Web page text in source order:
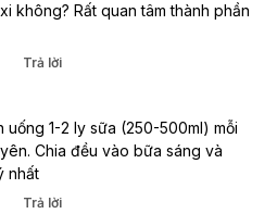
không? Rất quan tâm thành phần
Trả lời
uống 1-2 ly sữa (250-500ml) mỗi
Chia đều vào bữa sáng và
nhất
Trả lời